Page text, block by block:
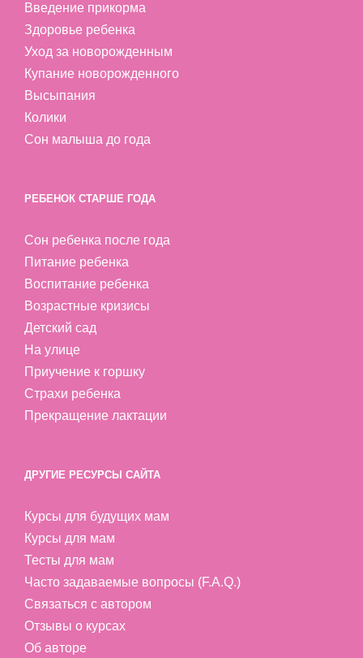
Введение прикорма
Здоровье ребенка
Уход за новорожденным
Купание новорожденного
Высыпания
Колики
Сон малыша до года
РЕБЕНОК СТАРШЕ ГОДА
Сон ребенка после года
Питание ребенка
Воспитание ребенка
Возрастные кризисы
Детский сад
На улице
Приучение к горшку
Страхи ребенка
Прекращение лактации
ДРУГИЕ РЕСУРСЫ САЙТА
Курсы для будущих мам
Курсы для мам
Тесты для мам
Часто задаваемые вопросы (F.A.Q.)
Связаться с автором
Отзывы о курсах
Об авторе